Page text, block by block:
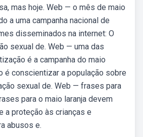
mas hoje. Web — o mês de maio
a uma campanha nacional de
disseminados na internet: O
sexual de. Web — uma das
é a campanha do maio
é conscientizar a população sobre
sexual de. Web — frases para
para o maio laranja devem
a proteção às crianças e
abusos e.